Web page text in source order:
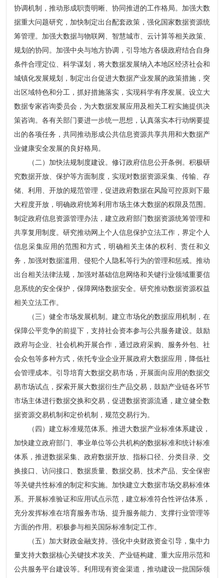
协调机制，推动形成职责明晰、协同推进的工作格局。加强大数
据重大问题研究，加快制定出台配套政策，强化国家数据资源统
筹管理。加强大数据与物联网、智慧城市、云计算等相关政策、
规划的协同。加强中央与地方协调，引导地方各级政府结合自身
条件合理定位、科学谋划，将大数据发展纳入本地区经济社会和
城镇化发展规划，制定出台促进大数据产业发展的政策措施，突
出区域特色和分工，抓好措施落实，实现科学有序发展。设立大
数据专家咨询委员会，为大数据发展应用及相关工程实施提供决
策咨询。各有关部门要进一步统一思想，认真落实本行动纲要提
出的各项任务，共同推动形成公共信息资源共享共用和大数据产
业健康安全发展的良好格局。
（二）加快法规制度建设。修订政府信息公开条例。积极研
究数据开放、保护等方面制度，实现对数据资源采集、传输、存
储、利用、开放的规范管理，促进政府数据在风险可控原则下最
大程度开放，明确政府统筹利用市场主体大数据的权限及范围。
制定政府信息资源管理办法，建立政府部门数据资源统筹管理和
共享复用制度。研究推动网上个人信息保护立法工作，界定个人
信息采集应用的范围和方式，明确相关主体的权利、责任和义
务，加强对数据滥用、侵犯个人隐私等行为的管理和惩戒。推动
出台相关法律法规，加强对基础信息网络和关键行业领域重要信
息系统的安全保护，保障网络数据安全。研究推动数据资源权益
相关立法工作。
（三）健全市场发展机制。建立市场化的数据应用机制，在
保障公平竞争的前提下，支持社会资本参与公共服务建设。鼓励
政府与企业、社会机构开展合作，通过政府采购、服务外包、社
会众包等多种方式，依托专业企业开展政府大数据应用，降低社
会管理成本。引导培育大数据交易市场，开展面向应用的数据交
易市场试点，探索开展大数据衍生产品交易，鼓励产业链各环节
市场主体进行数据交换和交易，促进数据资源流通，建立健全数
据资源交易机制和定价机制，规范交易行为。
（四）建立标准规范体系。推进大数据产业标准体系建设，
加快建立政府部门、事业单位等公共机构的数据标准和统计标准
体系，推进数据采集、政府数据开放、指标口径、分类目录、交
换接口、访问接口、数据质量、数据交易、技术产品、安全保密
等关键共性标准的制定和实施。加快建立大数据市场交易标准体
系。开展标准验证和应用试点示范，建立标准符合性评估体系，
充分发挥标准在培育服务市场、提升服务能力、支撑行业管理等
方面的作用。积极参与相关国际标准制定工作。
（五）加大财政金融支持。强化中央财政资金引导，集中力
量支持大数据核心关键技术攻关、产业链构建、重大应用示范和
公共服务平台建设等。利用现有资金渠道，推动建设一批国际领